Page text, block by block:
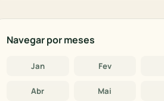
Navegar por meses
Jan Fev
Abr Mai